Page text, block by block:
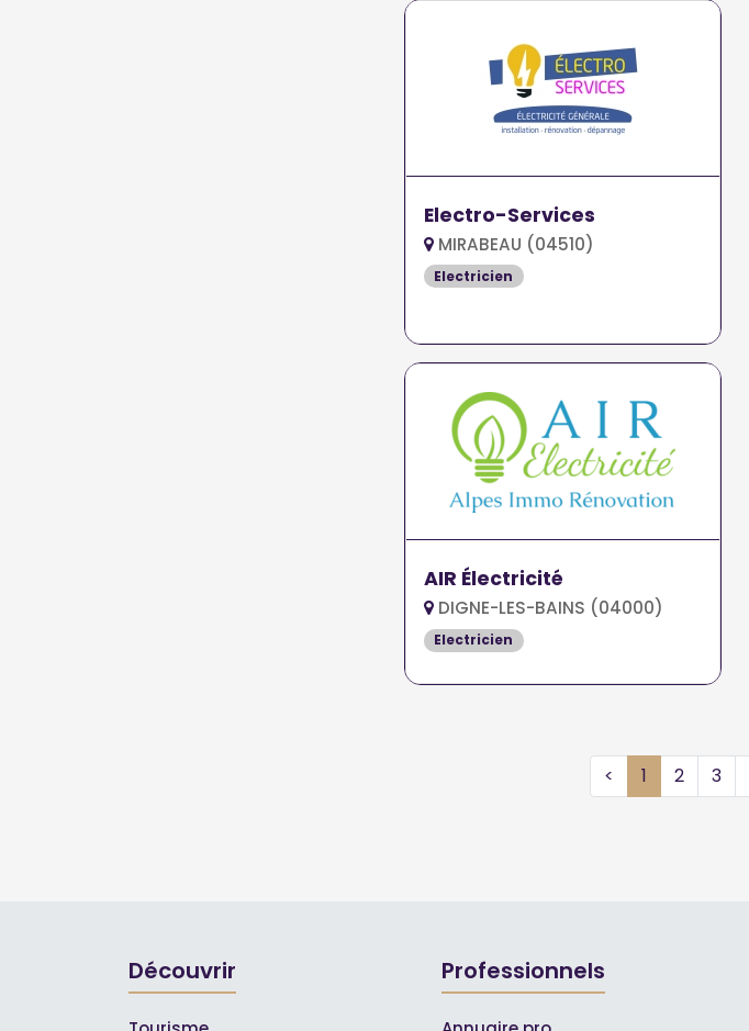
Electro-Services
MIRABEAU (04510)
Electricien
AIR Électricité
DIGNE-LES-BAINS (04000)
Electricien
< 1 2 3
Découvrir Professionnels